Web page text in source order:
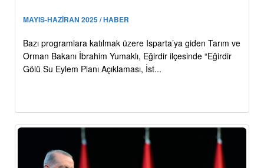
MAYIS-HAZİRAN 2025 / HABER
Bazı programlara katılmak üzere Isparta’ya giden Tarım ve
Orman Bakanı İbrahim Yumaklı, Eğirdir ilçesinde “Eğirdir
Gölü Su Eylem Planı Açıklaması, İst...